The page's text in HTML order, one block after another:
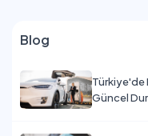
Blog
Türkiye'de
Güncel